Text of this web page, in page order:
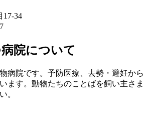
17-34
院について
病院です。予防医療、去勢・避妊から
ます。動物たちのことばを飼い主さま
。